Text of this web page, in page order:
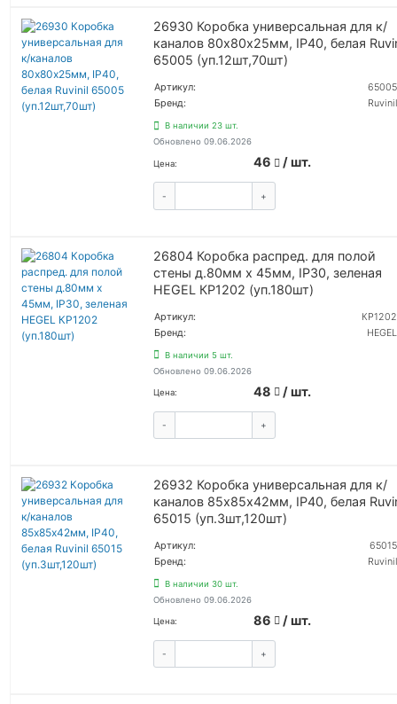
26930 Коробка универсальная для к/
каналов 80х80х25мм, IP40, белая
65005 (уп.12шт,70шт)
Артикул:
65005
Бренд:
Ruvinil
В наличии 23 шт.
Обновлено 09.06.2026
Цена: 46 / шт.
- +
26804 Коробка распред. для полой
стены д.80мм x 45мм, IP30, зеленая
HEGEL КР1202 (уп.180шт)
Артикул:
КР1202
Бренд:
HEGEL
В наличии 5 шт.
Обновлено 09.06.2026
Цена: 48 / шт.
- +
26932 Коробка универсальная для к/
каналов 85х85х42мм, IP40, белая
65015 (уп.3шт,120шт)
Артикул:
65015
Бренд:
Ruvinil
В наличии 30 шт.
Обновлено 09.06.2026
Цена: 86 / шт.
- +